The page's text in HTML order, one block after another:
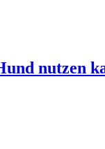
nutzen